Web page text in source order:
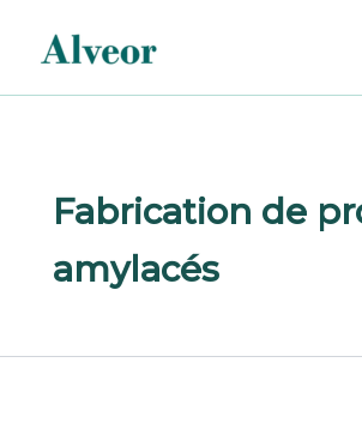
contenu
Fabrication de
amylacés